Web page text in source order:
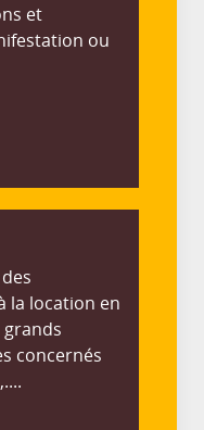
et
ou
la location en
grands
concernés